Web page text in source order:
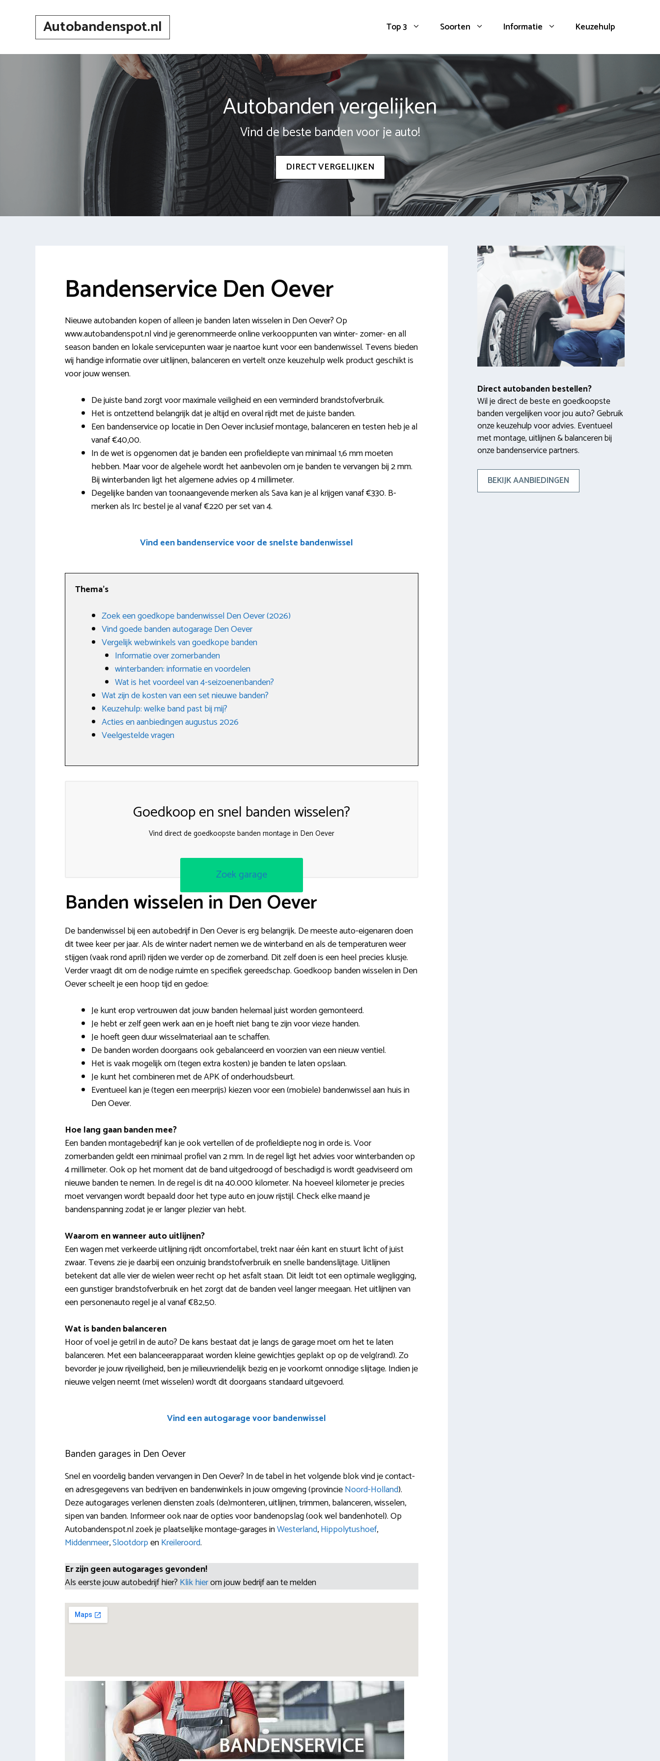
Autobandenspot.nl Top 3 Soorten Informatie Keuzehulp
Autobanden vergelijken
Vind de beste banden voor je auto!
DIRECT VERGELIJKEN
Bandenservice Den Oever
Nieuwe autobanden kopen of alleen je banden laten wisselen in Den Oever? Op
www.autobandenspot.nl vind je gerenommeerde online verkooppunten van winter- zomer- en all
season banden en lokale servicepunten waar je naartoe kunt voor een bandenwissel. Tevens bieden
wij handige informatie over uitlijnen, balanceren en vertelt onze keuzehulp welk product geschikt is
voor jouw wensen.
De juiste band zorgt voor maximale veiligheid en een verminderd brandstofverbruik.
Het is ontzettend belangrijk dat je altijd en overal rijdt met de juiste banden.
Een bandenservice op locatie in Den Oever inclusief montage, balanceren en testen heb je al
vanaf €40,00.
In de wet is opgenomen dat je banden een profieldiepte van minimaal 1,6 mm moeten
hebben. Maar voor de algehele wordt het aanbevolen om je banden te vervangen bij 2 mm.
Bij winterbanden ligt het algemene advies op 4 millimeter.
Degelijke banden van toonaangevende merken als Sava kan je al krijgen vanaf €330. B-
merken als Irc bestel je al vanaf €220 per set van 4.
Vind een bandenservice voor de snelste bandenwissel
Thema’s
Zoek een goedkope bandenwissel Den Oever (2026)
Vind goede banden autogarage Den Oever
Vergelijk webwinkels van goedkope banden
Informatie over zomerbanden
winterbanden: informatie en voordelen
Wat is het voordeel van 4-seizoenenbanden?
Wat zijn de kosten van een set nieuwe banden?
Keuzehulp: welke band past bij mij?
Acties en aanbiedingen augustus 2026
Veelgestelde vragen
Goedkoop en snel banden wisselen?
Vind direct de goedkoopste banden montage in Den Oever
Zoek garage
Banden wisselen in Den Oever
De bandenwissel bij een autobedrijf in Den Oever is erg belangrijk. De meeste auto-eigenaren doen
dit twee keer per jaar. Als de winter nadert nemen we de winterband en als de temperaturen weer
stijgen (vaak rond april) rijden we verder op de zomerband. Dit zelf doen is een heel precies klusje.
Verder vraagt dit om de nodige ruimte en specifiek gereedschap. Goedkoop banden wisselen in Den
Oever scheelt je een hoop tijd en gedoe:
Je kunt erop vertrouwen dat jouw banden helemaal juist worden gemonteerd.
Je hebt er zelf geen werk aan en je hoeft niet bang te zijn voor vieze handen.
Je hoeft geen duur wisselmateriaal aan te schaffen.
De banden worden doorgaans ook gebalanceerd en voorzien van een nieuw ventiel.
Het is vaak mogelijk om (tegen extra kosten) je banden te laten opslaan.
Je kunt het combineren met de APK of onderhoudsbeurt.
Eventueel kan je (tegen een meerprijs) kiezen voor een (mobiele) bandenwissel aan huis in
Den Oever.
Hoe lang gaan banden mee?
Een banden montagebedrijf kan je ook vertellen of de profieldiepte nog in orde is. Voor
zomerbanden geldt een minimaal profiel van 2 mm. In de regel ligt het advies voor winterbanden op
4 millimeter. Ook op het moment dat de band uitgedroogd of beschadigd is wordt geadviseerd om
nieuwe banden te nemen. In de regel is dit na 40.000 kilometer. Na hoeveel kilometer je precies
moet vervangen wordt bepaald door het type auto en jouw rijstijl. Check elke maand je
bandenspanning zodat je er langer plezier van hebt.
Waarom en wanneer auto uitlijnen?
Een wagen met verkeerde uitlijning rijdt oncomfortabel, trekt naar één kant en stuurt licht of juist
zwaar. Tevens zie je daarbij een onzuinig brandstofverbruik en snelle bandenslijtage. Uitlijnen
betekent dat alle vier de wielen weer recht op het asfalt staan. Dit leidt tot een optimale wegligging,
een gunstiger brandstofverbruik en het zorgt dat de banden veel langer meegaan. Het uitlijnen van
een personenauto regel je al vanaf €82,50.
Wat is banden balanceren
Hoor of voel je getril in de auto? De kans bestaat dat je langs de garage moet om het te laten
balanceren. Met een balanceerapparaat worden kleine gewichtjes geplakt op op de velg(rand). Zo
bevorder je jouw rijveiligheid, ben je milieuvriendelijk bezig en je voorkomt onnodige slijtage. Indien je
nieuwe velgen neemt (met wisselen) wordt dit doorgaans standaard uitgevoerd.
Vind een autogarage voor bandenwissel
Banden garages in Den Oever
Snel en voordelig banden vervangen in Den Oever? In de tabel in het volgende blok vind je contact-
en adresgegevens van bedrijven en bandenwinkels in jouw omgeving (provincieNoord-Holland).
Deze autogarages verlenen diensten zoals (de)monteren, uitlijnen, trimmen, balanceren, wisselen,
sipen van banden. Informeer ook naar de opties voor bandenopslag (ook wel bandenhotel). Op
Autobandenspot.nl zoek je plaatselijke montage-garages inWesterland,Hippolytushoef,
Middenmeer,SlootdorpenKreileroord.
Er zijn geen autogarages gevonden!
Als eerste jouw autobedrijf hier? Klik hierom jouw bedrijf aan te melden
Direct autobanden bestellen?
Wil je direct de beste en goedkoopste
banden vergelijken voor jou auto? Gebruik
onze keuzehulp voor advies. Eventueel
met montage, uitlijnen & balanceren bij
onze bandenservice partners.
BEKIJK AANBIEDINGEN